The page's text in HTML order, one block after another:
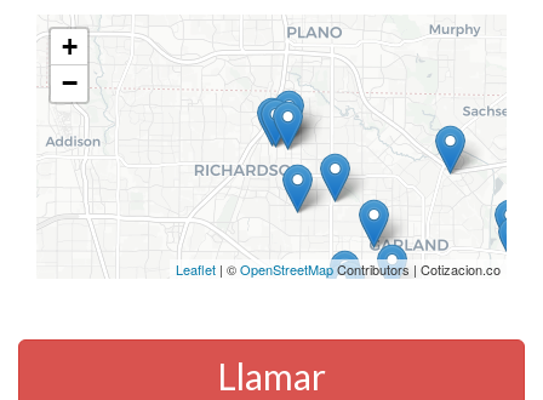
+
−
Leaflet | ©OpenStreetMapContributors | Cotizacion.co
Llamar